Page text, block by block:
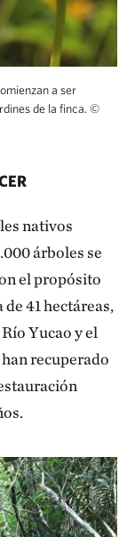
a ser
de la finca. ©
nativos
árboles se
el propósito
41 hectáreas,
Yucao y el
recuperado